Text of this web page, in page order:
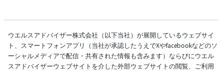
ウエルスアドバイザー株式会社（以下当社）が展開しているウェブサイ
ト、スマートフォンアプリ（当社が承認したうえでXやfacebookなどのソ
ーシャルメディアで配信・共有された情報も含みます）ならびにウエル
スアドバイザーウェブサイトを介した外部ウェブサイトの閲覧、ご利用